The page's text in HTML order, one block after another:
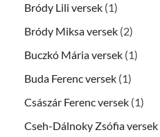
Bródy Lili versek (1)
Bródy Miksa versek (2)
Buczkó Mária versek (1)
Buda Ferenc versek (1)
Császár Ferenc versek (1)
Cseh-Dálnoky Zsófia versek